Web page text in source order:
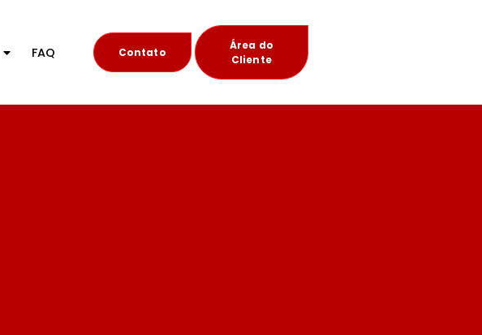
FAQ Contato
Área do
Cliente